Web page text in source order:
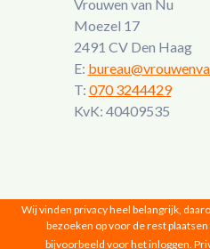
Vrouwen van Nu
Moezel 17
2491 CV Den Haag
E:
T: 070 3244429
KvK: 40409535
Vrouwen van Nu ©
Wij vinden privacy heel belangrijk,
bezoeken op voor de rest
bijvoorbeeld voor het inloggen.